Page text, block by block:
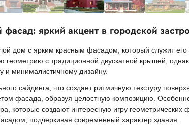
яркий акцент в городской
дом с ярким красным фасадом, который служит его
геометрию с традиционной двускатной крышей,
и минималистичному дизайну.
сайдинга, что создает ритмичную текстуру
фасада, образуя целостную композицию.
которые создают интересную игру
подчеркивая современный характер здания.